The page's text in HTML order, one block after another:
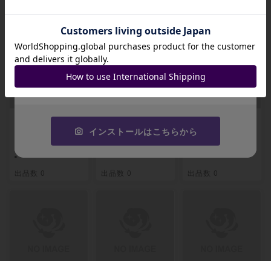
関連製品
【BGS9】タケシの
ガッツ SR 108/09
-
出品数 0
【BGS9】ナツメの
暗示 SR 109/095
-
出品数 0
【BGS9】セレビィ
＆フシギバナGX H
-
出品数 0
招待コード
JA9XS8
コピーする
インストールはこちらから